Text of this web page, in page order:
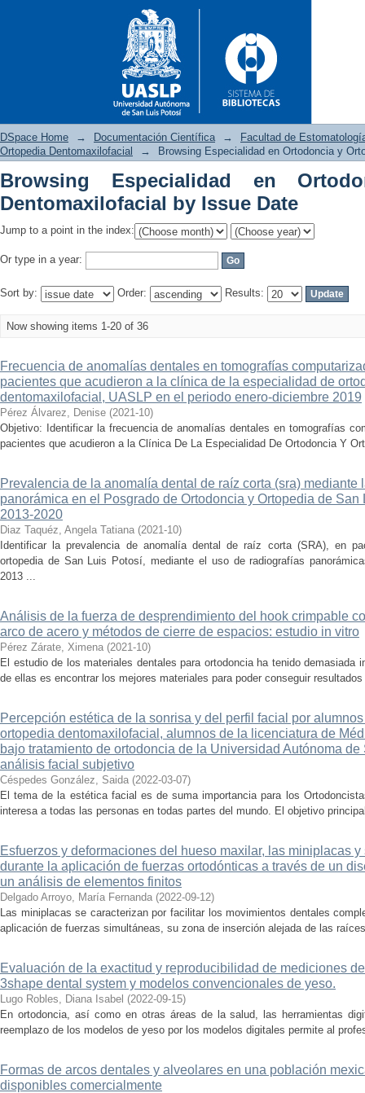
Browsing Especialidad en
DSpace Home → Documentación Científica →
Facultad de
Ortopedia Dentomaxilofacial
→ Browsing Especialidad en Ortodoncia y
Browsing Especialidad en
Dentomaxilofacial by Issue Date
Jump to a point in the index:
Or type in a year:
Sort by: Order: Results:
Now showing items 1-20 of 36
Frecuencia de anomalías dentales en tomografías
pacientes que acudieron a la clínica de la especialidad de
dentomaxilofacial, UASLP en el periodo enero-diciembre 2019
Pérez Álvarez, Denise (2021-10)
Objetivo: Identificar la frecuencia de anomalías dentales en tomografías
pacientes que acudieron a la Clínica De La Especialidad De Ortodoncia Y
Prevalencia de la anomalía dental de raíz corta (sra) mediante
panorámica en el Posgrado de Ortodoncia y Ortopedia de
2013-2020
Diaz Taquéz, Angela Tatiana (2021-10)
Identificar la prevalencia de anomalía dental de raíz corta (SRA), en
ortopedia de San Luis Potosí, mediante el uso de radiografías
2013 ...
Análisis de la fuerza de desprendimiento del hook crimpable
arco de acero y métodos de cierre de espacios: estudio in vitro
Pérez Zárate, Ximena (2021-10)
El estudio de los materiales dentales para ortodoncia ha tenido demasiada
de ellas es encontrar los mejores materiales para poder conseguir
Percepción estética de la sonrisa y del perfil facial por
ortopedia dentomaxilofacial, alumnos de la licenciatura de
bajo tratamiento de ortodoncia de la Universidad Autónoma
análisis facial subjetivo
Céspedes González, Saida (2022-03-07)
El tema de la estética facial es de suma importancia para los
interesa a todas las personas en todas partes del mundo. El objetivo
Esfuerzos y deformaciones del hueso maxilar, las miniplacas
durante la aplicación de fuerzas ortodónticas a través de un
un análisis de elementos finitos
Delgado Arroyo, María Fernanda (2022-09-12)
Las miniplacas se caracterizan por facilitar los movimientos dentales
aplicación de fuerzas simultáneas, su zona de inserción alejada de las
Evaluación de la exactitud y reproducibilidad de mediciones
3shape dental system y modelos convencionales de yeso.
Lugo Robles, Diana Isabel (2022-09-15)
En ortodoncia, así como en otras áreas de la salud, las herramientas
reemplazo de los modelos de yeso por los modelos digitales permite al
Formas de arcos dentales y alveolares en una población
disponibles comercialmente